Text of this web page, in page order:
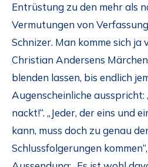
Entrüstung zu den mehr als
Vermutungen von
Schnizer. Man komme sich ja
Christian Andersens
blenden lassen, bis endlich
Augenscheinliche ausspricht:
nackt!“. „Jeder, der eins und
kann, muss doch zu genau
Schlussfolgerungen